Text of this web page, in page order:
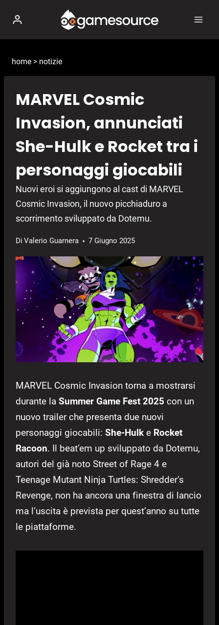
contenuto
home > notizie
MARVEL Cosmic
Invasion, annunciati
She-Hulk e Rocket tra i
personaggi giocabili
Nuovi eroi si aggiungono al cast di MARVEL
Cosmic Invasion, il nuovo picchiaduro a
scorrimento sviluppato da Dotemu.
Di Valerio Guarnera 7 Giugno 2025
MARVEL Cosmic Invasion torna a mostrarsi
durante la Summer Game Fest 2025 con un
nuovo trailer che presenta due nuovi
personaggi giocabili: She-Hulk e Rocket
Racoon. Il beat’em up sviluppato da Dotemu,
autori del già noto Street of Rage 4 e
Teenage Mutant Ninja Turtles: Shredder’s
Revenge, non ha ancora una finestra di lancio
ma l’uscita è prevista per quest’anno su tutte
le piattaforme.